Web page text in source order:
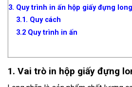
3. Quy trình in ấn hộp giấy đựng
3.1. Quy cách
3.2 Quy trình in ấn
1. Vai trò in hộp giấy đựng